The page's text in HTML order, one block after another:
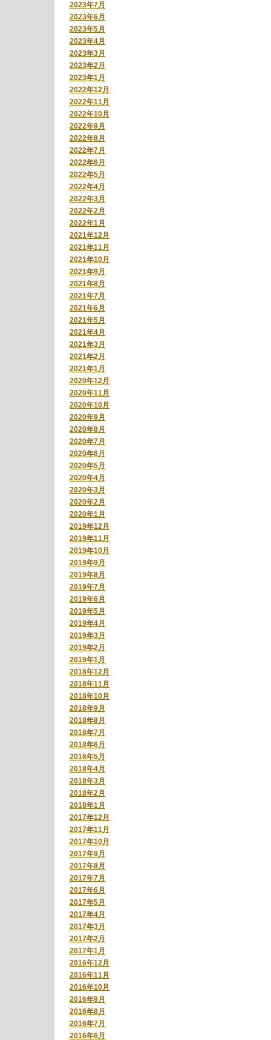
2023年7月
2023年6月
2023年5月
2023年4月
2023年3月
2023年2月
2023年1月
2022年12月
2022年11月
2022年10月
2022年9月
2022年8月
2022年7月
2022年6月
2022年5月
2022年4月
2022年3月
2022年2月
2022年1月
2021年12月
2021年11月
2021年10月
2021年9月
2021年8月
2021年7月
2021年6月
2021年5月
2021年4月
2021年3月
2021年2月
2021年1月
2020年12月
2020年11月
2020年10月
2020年9月
2020年8月
2020年7月
2020年6月
2020年5月
2020年4月
2020年3月
2020年2月
2020年1月
2019年12月
2019年11月
2019年10月
2019年9月
2019年8月
2019年7月
2019年6月
2019年5月
2019年4月
2019年3月
2019年2月
2019年1月
2018年12月
2018年11月
2018年10月
2018年9月
2018年8月
2018年7月
2018年6月
2018年5月
2018年4月
2018年3月
2018年2月
2018年1月
2017年12月
2017年11月
2017年10月
2017年9月
2017年8月
2017年7月
2017年6月
2017年5月
2017年4月
2017年3月
2017年2月
2017年1月
2016年12月
2016年11月
2016年10月
2016年9月
2016年8月
2016年7月
2016年6月